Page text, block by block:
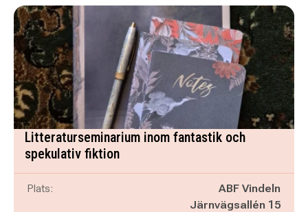
Litteraturseminarium inom fantastik och
spekulativ fiktion
Plats:
ABF Vindeln
Järnvägsallén 15